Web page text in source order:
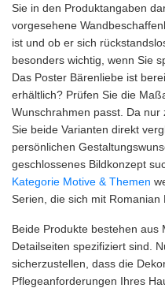
Sie in den Produktangaben
vorgesehene
ist und ob er sich
besonders wichtig, wenn Sie
Das Poster Bärenliebe ist
erhältlich? Prüfen Sie die
Wunschrahmen passt. Da nur
Sie beide Varianten direkt
persönlichen
geschlossenes Bildkonzept
Kategorie Motive & Themen
Serien, die sich mit Romanian
Beide Produkte bestehen aus
Detailseiten spezifiziert sind.
sicherzustellen, dass die
Pflegeanforderungen Ihres